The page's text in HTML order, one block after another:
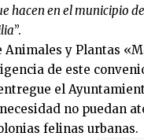
hacen en el municipio
”.
Animales y Plantas
de este
el
no puedan
felinas urbanas.